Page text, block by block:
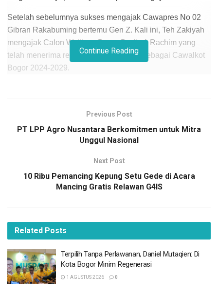
Setelah sebelumnya sukses mengajak Cawapres No 02
Gibran Rakabuming bertemu Gen Z. Kali ini, Teh Zakiyah
mengajak Calon Walikota Bogor Dedie A Rachim yang
telah menerima rekomendasi dari PAN sebagai Cawalkot
Bogor 2024-2029.
masyarakat yang didominasi kaum hawa itu, tampak
kompak memadati lokasi acara.
Kegiatan sosialisasi bertajuk Sapa Warga yang digagas
timses Teh Zakiyah itu, juga diwarnai dengan simulasi
pencoblosan 14 Februari 2024.
Kota Bogor Minim Regenerasi
Endang Tohari Suarakan Penguatan Koperasi
demi Bebaskan Petani dari Ijon
31 JULI 2026
Continue Reading
Previous Post
PT LPP Agro Nusantara Berkomitmen untuk Mitra
Unggul Nasional
Next Post
10 Ribu Pemancing Kepung Setu Gede di Acara
Mancing Gratis Relawan G4IS
Related Posts
Terpilih Tanpa Perlawanan, Daniel Mutaqien: Di
Kota Bogor Minim Regenerasi
1 AGUSTUS 2026 0